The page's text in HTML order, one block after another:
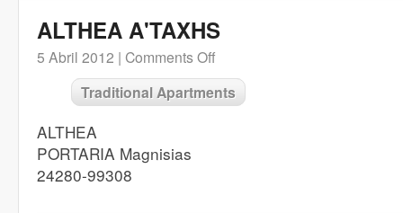
ALTHEA A'TAXHS
5 Abril 2012 | Comments Off
Traditional Apartments
ALTHEA
PORTARIA Magnisias
24280-99308